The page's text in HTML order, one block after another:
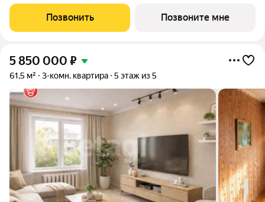
13,6 кв.м, гостиную 18,3 кв.м, кухню-нишу 6,1 кв.м, прихожую
7,8 кв.м,
Позвонить Позвоните мне
5 850 000 ₽
61,5 м² 3-комн. квартира 5 этаж из 5